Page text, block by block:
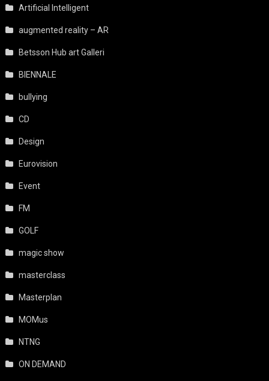
Artificial Intelligent
augmented reality – AR
Betsson Hub art Galleri
BIENNALE
bullying
CD
Design
Eurovision
Event
FM
GOLF
magic show
masterclass
Masterplan
MOMus
NTNG
ON DEMAND